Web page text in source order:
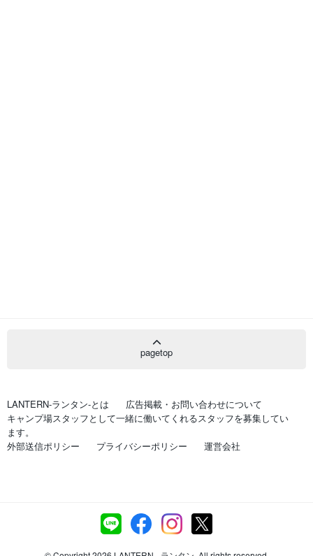
pagetop
LANTERN-ランタン-とは
広告掲載・お問い合わせについて
キャンプ場スタッフとして一緒に働いてくれるスタッフを募集してい
ます。
外部送信ポリシー
プライバシーポリシー 運営会社